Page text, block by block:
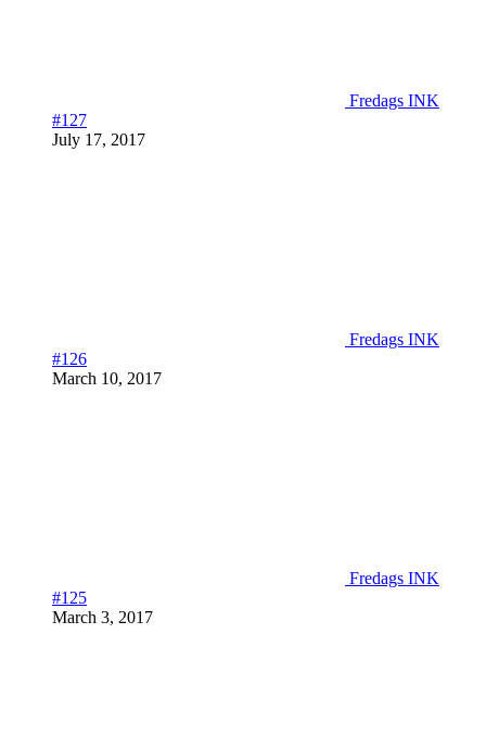
Fredags INK
#127
July 17, 2017
Fredags INK
#126
March 10, 2017
Fredags INK
#125
March 3, 2017